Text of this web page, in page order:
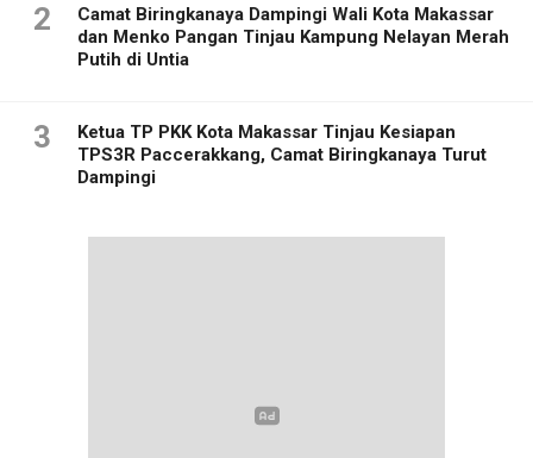
2
Camat Biringkanaya Dampingi Wali Kota Makassar
dan Menko Pangan Tinjau Kampung Nelayan Merah
Putih di Untia
3
Ketua TP PKK Kota Makassar Tinjau Kesiapan
TPS3R Paccerakkang, Camat Biringkanaya Turut
Dampingi